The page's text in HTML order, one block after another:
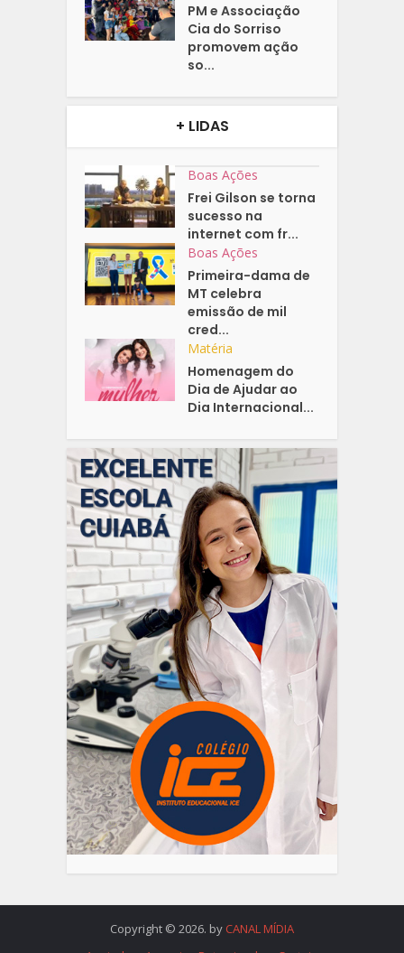
PM e Associação
Cia do Sorriso
promovem ação
so...
+ LIDAS
Boas Ações
Frei Gilson se torna
sucesso na
internet com fr...
Boas Ações
Primeira-dama de
MT celebra
emissão de mil
cred...
Matéria
Homenagem do
Dia de Ajudar ao
Dia Internacional...
Copyright © 2026. by CANAL MÍDIA